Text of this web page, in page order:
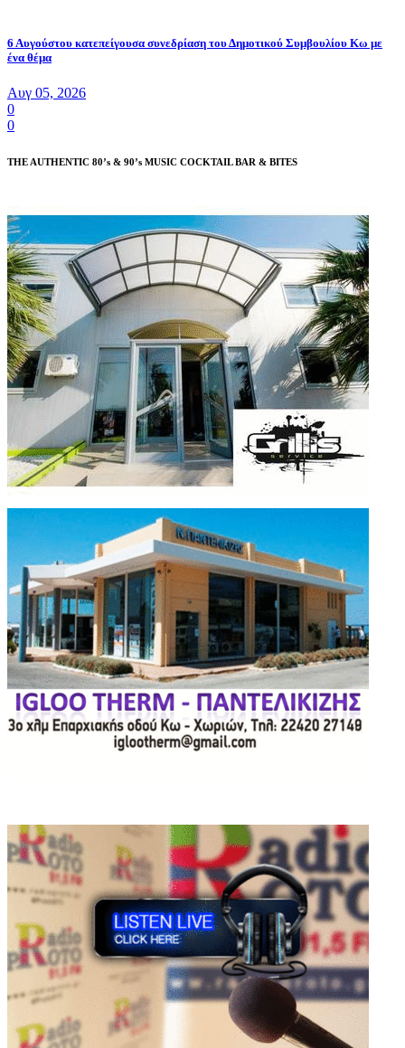
6 Αυγούστου κατεπείγουσα συνεδρίαση του Δημοτικού Συμβουλίου Κω με
ένα θέμα
Αυγ 05, 2026
0
0
THE AUTHENTIC 80’s & 90’s MUSIC COCKTAIL BAR & BITES